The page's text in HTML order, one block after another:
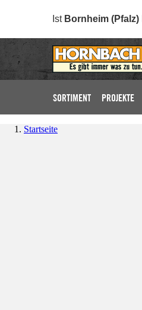
Ist Bornheim (Pfalz)
SORTIMENT PROJEKTE
Startseite